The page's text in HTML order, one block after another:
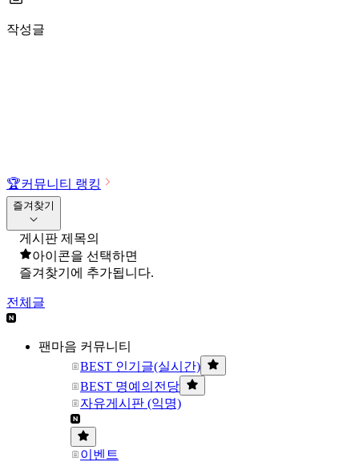
작성글
🏆커뮤니티 랭킹
즐겨찾기
게시판 제목의
아이콘을 선택하면
즐겨찾기에 추가됩니다.
전체글
팬마음 커뮤니티
BEST 인기글(실시간)
BEST 명예의전당
자유게시판 (익명)
이벤트